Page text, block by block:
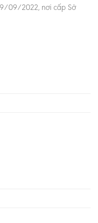
09/2022, nơi cấp Sở